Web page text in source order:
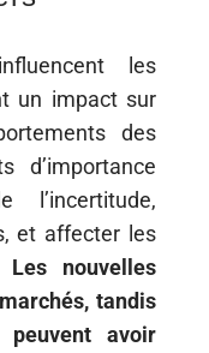
les
un impact sur
des
d’importance
l’incertitude,
et affecter les
Les nouvelles
tandis
avoir